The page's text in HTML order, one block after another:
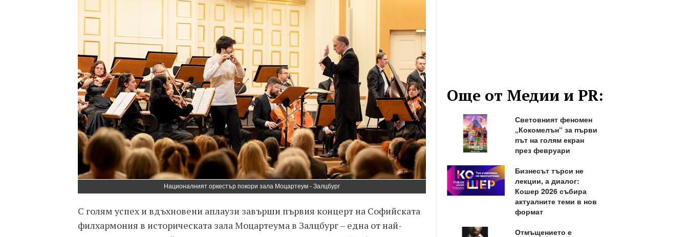
Националният оркестър покори зала Моцартеум - Залцбург
С голям успех и вдъхновени аплаузи завърши първия концерт на Софийската
филхармония в историческата зала Моцартеума в Залцбург – една от най-
Още от Медии и PR:
Световният феномен
„Кокомелън“ за първи
път на голям екран
през февруари
Бизнесът търси не
лекции, а диалог:
Кошер 2026 събира
актуалните теми в нов
формат
Отмъщението е